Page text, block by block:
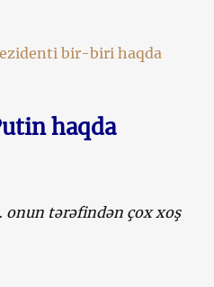
bir-biri haqda
haqda
onun tərəfindən çox xoş